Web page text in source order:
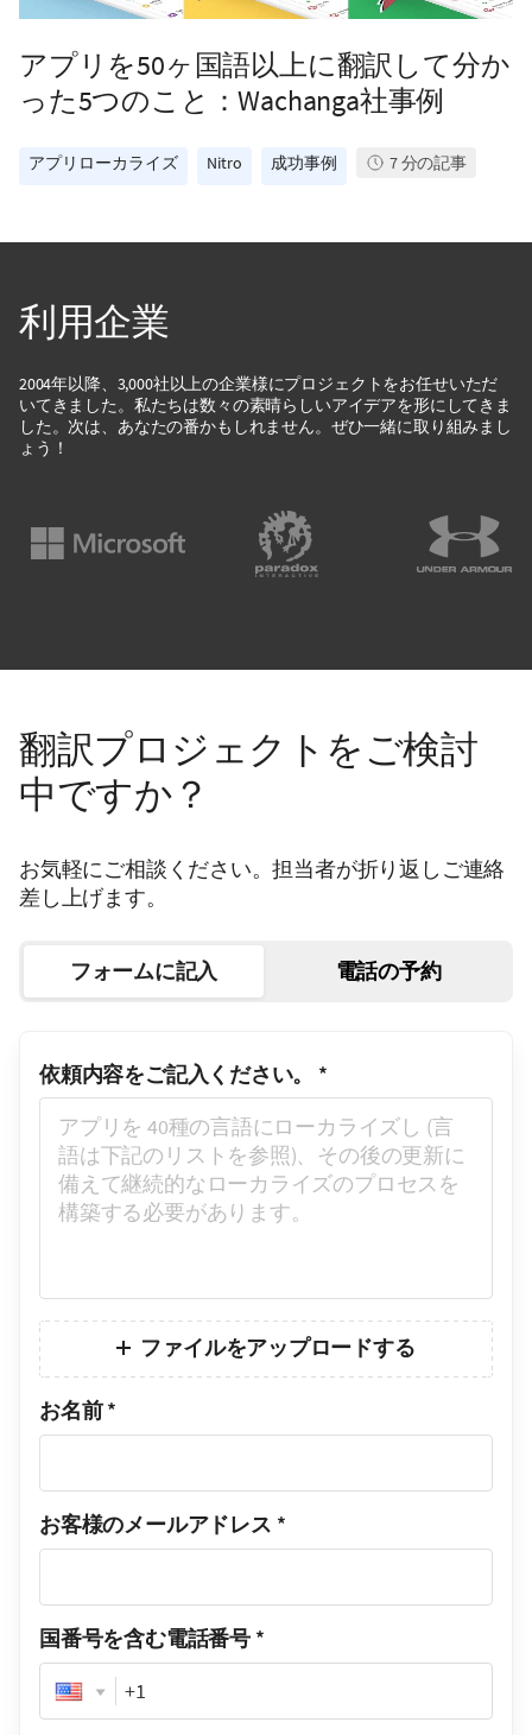
アプリを50ヶ国語以上に翻訳して分か
った5つのこと：Wachanga社事例
アプリローカライズ Nitro 成功事例 7分の記事
利用企業
2004年以降、3,000社以上の企業様にプロジェクトをお任せいただ
いてきました。私たちは数々の素晴らしいアイデアを形にしてきま
した。次は、あなたの番かもしれません。ぜひ一緒に取り組みまし
ょう！
翻訳プロジェクトをご検討
中ですか？
お気軽にご相談ください。担当者が折り返しご連絡
差し上げます。
フォームに記入 電話の予約
依頼内容をご記入ください。 *
ファイルをアップロードする
お名前 *
お客様のメールアドレス *
国番号を含む電話番号 *
Phone